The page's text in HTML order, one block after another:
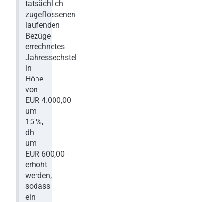
tatsächlich
zugeflossenen
laufenden
Bezüge
errechnetes
Jahressechstel
in
Höhe
von
EUR 4.000,00
um
15 %,
dh
um
EUR 600,00
erhöht
werden,
sodass
ein